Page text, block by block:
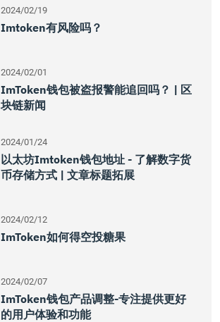
2024/02/19
Imtoken有风险吗？
2024/02/01
ImToken钱包被盗报警能追回吗？ | 区
块链新闻
2024/01/24
以太坊imtoken钱包地址 - 了解数字货
币存储方式 | 文章标题拓展
2024/02/12
ImToken如何得空投糖果
2024/02/07
ImToken钱包产品调整-专注提供更好
的用户体验和功能